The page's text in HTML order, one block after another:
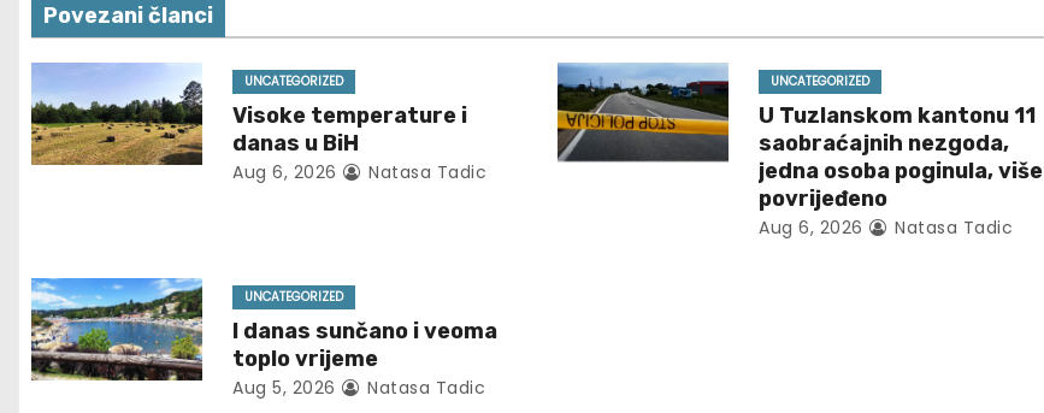
s
t
n
a
i
g
a
Povezani članci
UNCATEGORIZED
Visoke temperature i
danas u BiH
Aug 6, 2026 Natasa Tadic
UNCATEGORIZED
U Tuzlanskom kantonu 11
saobraćajnih nezgoda,
jedna osoba poginula, više
povrijeđeno
Aug 6, 2026 Natasa Tadic
UNCATEGORIZED
I danas sunčano i veoma
toplo vrijeme
Aug 5, 2026 Natasa Tadic